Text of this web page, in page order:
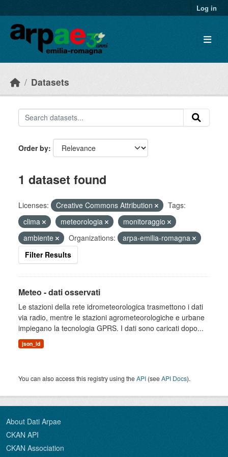
Log in
Datasets
Order by
1 dataset found
Licenses: Creative Commons Attribution
Tags:
clima
meteorologia
monitoraggio
ambiente
Organizations:
arpa-emilia-romagna
Filter Results
Meteo - dati osservati
Le stazioni della rete idrometeorologica trasmettono i dati
via radio, mentre le stazioni agrometeorologiche e urbane
impiegano la tecnologia GPRS. I dati sono caricati dopo...
json_ld
You can also access this registry using theAPI (seeAPI Docs).
About Dati Arpae
CKAN API
CKAN Association